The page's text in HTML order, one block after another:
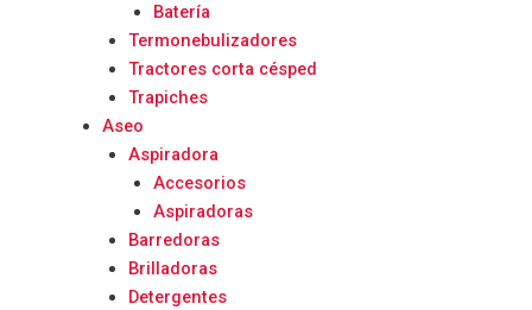
Batería
Termonebulizadores
Tractores corta césped
Trapiches
Aseo
Aspiradora
Accesorios
Aspiradoras
Barredoras
Brilladoras
Detergentes